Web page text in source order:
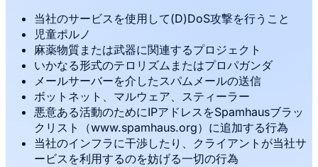
当社のサービスを使用して(D)DoS攻撃を行うこと
児童ポルノ
麻薬物質または武器に関連するプロジェクト
いかなる形式のテロリズムまたはプロパガンダ
メールサーバーを介したスパムメールの送信
ボットネット、マルウェア、スティーラー
悪意ある活動のためにIPアドレスをSpamhausブラッ
クリスト（www.spamhaus.org）に追加する行為
当社のインフラに干渉したり、クライアントが当社サ
ービスを利用するのを妨げる一切の行為